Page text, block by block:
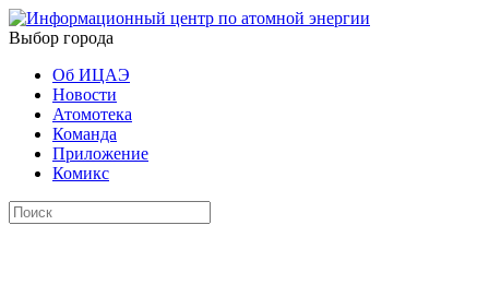
Выбор города
Об ИЦАЭ
Новости
Атомотека
Команда
Приложение
Комикс